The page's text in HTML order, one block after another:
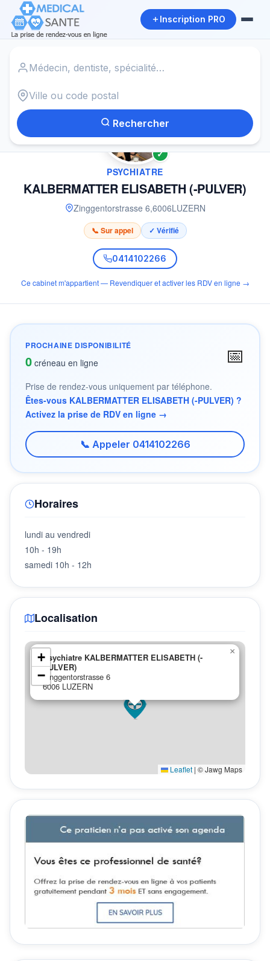
Inscription PRO
Rechercher
KALBERMATTER ELISABETH (-PULVER)
✓
PSYCHIATRE
KALBERMATTER ELISABETH (-PULVER)
Zinggentorstrasse 6,6006LUZERN
📞 Sur appel ✓ Vérifié
0414102266
Ce cabinet m'appartient — Revendiquer et activer les RDV en ligne →
PROCHAINE DISPONIBILITÉ
0 créneau en ligne 📅
Prise de rendez-vous uniquement par téléphone.
Êtes-vous KALBERMATTER ELISABETH (-PULVER) ?
Activez la prise de RDV en ligne →
📞 Appeler 0414102266
Horaires
lundi au vendredi
10h - 19h
samedi 10h - 12h
Localisation
Psychiatre KALBERMATTER ELISABETH (-
PULVER)
Zinggentorstrasse 6
6006 LUZERN
×
+
−
Leaflet | © Jawg Maps